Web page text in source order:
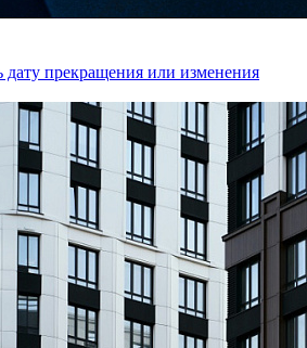
дату прекращения или изменения